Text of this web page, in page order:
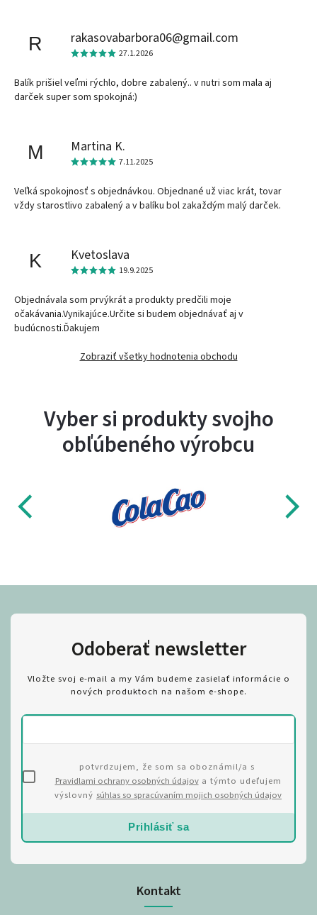
R rakasovabarbora06@gmail.com
27.1.2026
Balík prišiel veľmi rýchlo, dobre zabalený.. v nutri som mala aj
darček super som spokojná:)
M Martina K.
7.11.2025
Veľká spokojnosť s objednávkou. Objednané už viac krát, tovar
vždy starostlivo zabalený a v balíku bol zakaždým malý darček.
K Kvetoslava
19.9.2025
Objednávala som prvýkrát a produkty predčili moje
očakávania.Vynikajúce.Určite si budem objednávať aj v
budúcnosti.Ďakujem
Zobraziť všetky hodnotenia obchodu
Vyber si produkty svojho
obľúbeného výrobcu
Kontakt
Odoberať newsletter
Vložte svoj e-mail a my Vám budeme zasielať informácie o
nových produktoch na našom e-shope.
potvrdzujem, že som sa oboznámil/a s
Pravidlami ochrany osobných údajova týmto udeľujem
výslovný súhlas so spracúvaním mojich osobných údajov
Prihlásiť sa